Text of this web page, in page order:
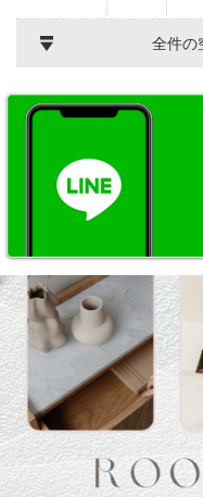
全件の